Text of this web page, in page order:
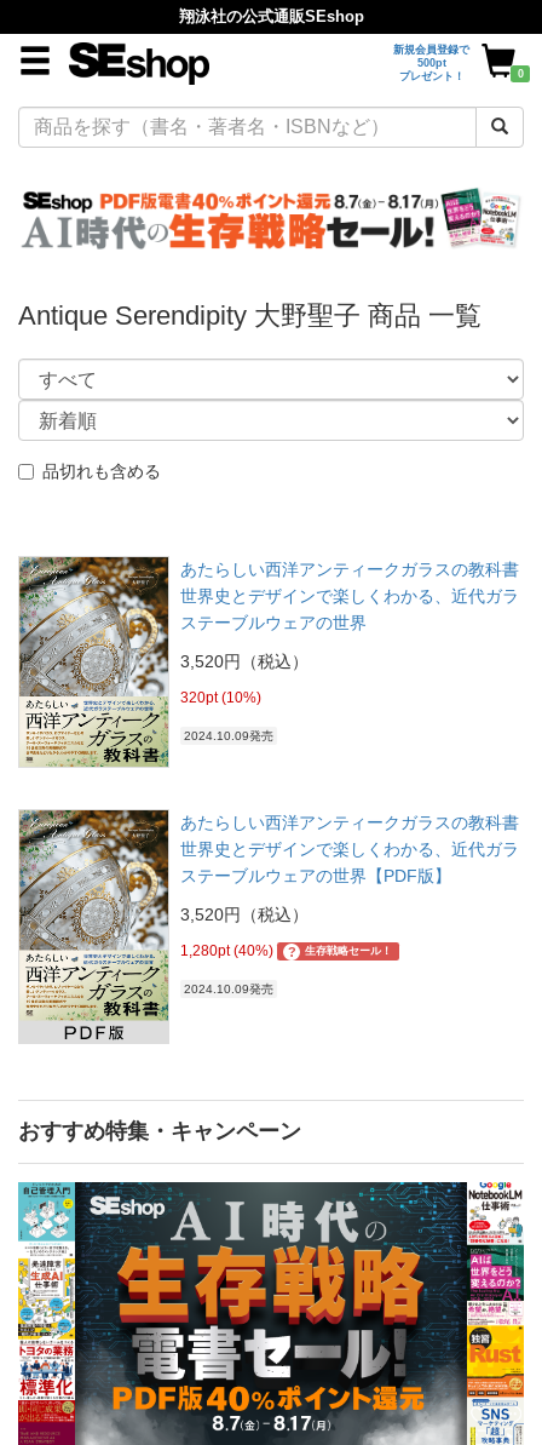
翔泳社の公式通販SEshop
新規会員登録で
500pt
プレゼント！
0
Antique Serendipity 大野聖子 商品 一覧
品切れも含める
あたらしい西洋アンティークガラスの教科書
世界史とデザインで楽しくわかる、近代ガラ
ステーブルウェアの世界
3,520円（税込）
320pt (10%)
2024.10.09発売
あたらしい西洋アンティークガラスの教科書
世界史とデザインで楽しくわかる、近代ガラ
ステーブルウェアの世界【PDF版】
3,520円（税込）
1,280pt (40%) ? 生存戦略セール！
2024.10.09発売
おすすめ特集・キャンペーン